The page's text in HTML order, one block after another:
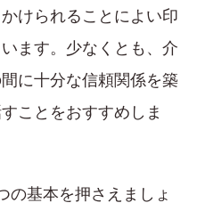
けられることによい印
ます。少なくとも、介
に十分な信頼関係を築
ことをおすすめしま
の基本を押さえましょ